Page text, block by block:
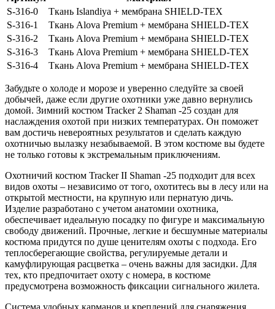
S-316-0
Ткань Islandiya + мембрана SHIELD-TEX
S-316-1
Ткань Alova Premium + мембрана SHIELD-TEX
S-316-2
Ткань Alova Premium + мембрана SHIELD-TEX
S-316-3
Ткань Alova Premium + мембрана SHIELD-TEX
S-316-4
Ткань Alova Premium + мембрана SHIELD-TEX
Забудьте о холоде и морозе и уверенно следуйте за своей
добычей, даже если другие охотники уже давно вернулись
домой. Зимний костюм Tracker 2 Shaman -25 создан для
наслаждения охотой при низких температурах. Он поможет
вам достичь невероятных результатов и сделать каждую
охотничью вылазку незабываемой. В этом костюме вы будете
не только готовы к экстремальным приключениям.
Охотничий костюм Tracker II Shaman -25 подходит для всех
видов охоты – независимо от того, охотитесь вы в лесу или на
открытой местности, на крупную или пернатую дичь.
Изделие разработано с учетом анатомии охотника,
обеспечивает идеальную посадку по фигуре и максимальную
свободу движений. Прочные, легкие и бесшумные материалы
костюма придутся по душе ценителям охоты с подхода. Его
теплосберегающие свойства, регулируемые детали и
камуфлирующая расцветка – очень важны для засидки. Для
тех, кто предпочитает охоту с номера, в костюме
предусмотрена возможность фиксации сигнального жилета.